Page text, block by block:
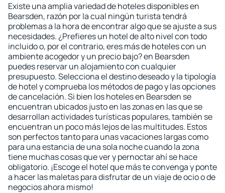
Existe una amplia variedad de hoteles disponibles en
Bearsden, razón por la cual ningún turista tendrá
problemas a la hora de encontrar algo que se ajuste a sus
necesidades. ¿Prefieres un hotel de alto nivel con todo
incluido o, por el contrario, eres más de hoteles con un
ambiente acogedor y un precio bajo? en Bearsden
puedes reservar un alojamiento con cualquier
presupuesto. Selecciona el destino deseado y la tipología
de hotel y comprueba los métodos de pago y las opciones
de cancelación. Si bien los hoteles en Bearsden se
encuentran ubicados justo en las zonas en las que se
desarrollan actividades turísticas populares, también se
encuentran un poco más lejos de las multitudes. Estos
son perfectos tanto para unas vacaciones largas como
para una estancia de una sola noche cuando la zona
tiene muchas cosas que ver y pernoctar ahí se hace
obligatorio. ¡Escoge el hotel que más te convenga y ponte
a hacer las maletas para disfrutar de un viaje de ocio o de
negocios ahora mismo!